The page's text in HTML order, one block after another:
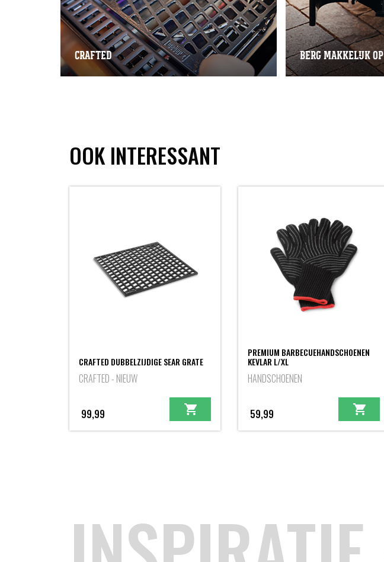
CRAFTED BERG MAKKELIJK OP
OOK INTERESSANT
CRAFTED DUBBELZIJDIGE SEAR GRATE
CRAFTED - NIEUW
99,99
PREMIUM BARBECUEHANDSCHOENEN
KEVLAR L/XL
HANDSCHOENEN
59,99